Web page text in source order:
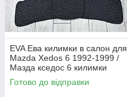
EVA Ева килимки в салон для
Mazda Xedos 6 1992-1999 /
Мазда кседос 6 килимки
Готово до відправки